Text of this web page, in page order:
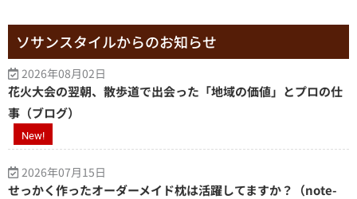
ソサンスタイルからのお知らせ
2026年08月02日
花火大会の翌朝、散歩道で出会った「地域の価値」とプロの仕
事（ブログ）
New!
2026年07月15日
せっかく作ったオーダーメイド枕は活躍してますか？（note-